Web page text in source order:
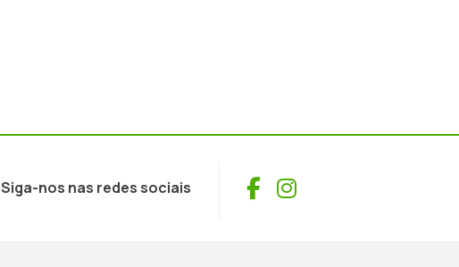
Siga-nos nas redes sociais Facebook
Instagram